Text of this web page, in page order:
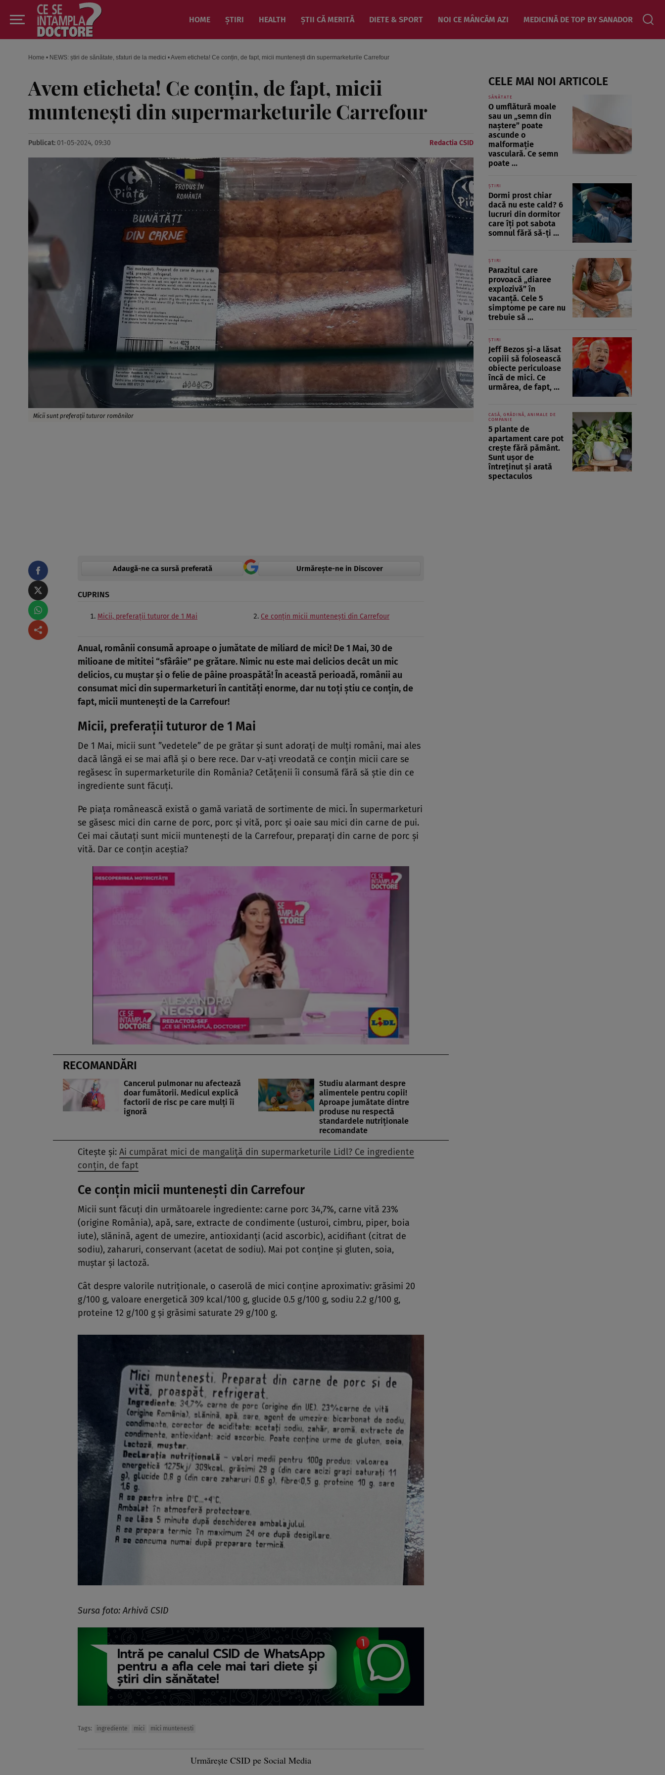
HOME ȘTIRI HEALTH ȘTII CĂ MERITĂ DIETE & SPORT NOI CE MÂNCĂM AZI MEDICINĂ DE TOP BY SANADOR
Home • NEWS: știri de sănătate, sfaturi de la medici •Avem eticheta! Ce conțin, de fapt, micii muntenești din supermarketurile Carrefour
Avem eticheta! Ce conțin, de fapt, micii
muntenești din supermarketurile Carrefour
Publicat: 01-05-2024, 09:30 Redactia CSID
Micii sunt preferații tuturor românilor
Adaugă-ne ca sursă preferată Urmărește-ne in Discover
CUPRINS
Micii, preferații tuturor de 1 Mai Ce conțin micii muntenești din Carrefour
Anual, românii consumă aproape o jumătate de miliard de mici! De 1 Mai, 30 de
milioane de mititei “sfârâie” pe grătare. Nimic nu este mai delicios decât un mic
delicios, cu muștar și o felie de pâine proaspătă! În această perioadă, românii au
consumat mici din supermarketuri în cantități enorme, dar nu toți știu ce conțin, de
fapt, micii muntenești de la Carrefour!
Micii, preferații tuturor de 1 Mai
De 1 Mai, micii sunt ”vedetele” de pe grătar și sunt adorați de mulți români, mai ales
dacă lângă ei se mai află și o bere rece. Dar v-ați vreodată ce conțin micii care se
regăsesc în supermarketurile din România? Cetățenii îi consumă fără să știe din ce
ingrediente sunt făcuți.
Pe piața românească există o gamă variată de sortimente de mici. În supermarketuri
se găsesc mici din carne de porc, porc și vită, porc și oaie sau mici din carne de pui.
Cei mai căutați sunt micii muntenești de la Carrefour, preparați din carne de porc și
vită. Dar ce conțin aceștia?
RECOMANDĂRI
Cancerul pulmonar nu afectează
doar fumătorii. Medicul explică
factorii de risc pe care mulți îi
ignoră
Studiu alarmant despre
alimentele pentru copii!
Aproape jumătate dintre
produse nu respectă
standardele nutriționale
recomandate
Citește și: Ai cumpărat mici de mangaliță din supermarketurile Lidl? Ce ingrediente
conțin, de fapt
Ce conțin micii muntenești din Carrefour
Micii sunt făcuți din următoarele ingrediente: carne porc 34,7%, carne vită 23%
(origine România), apă, sare, extracte de condimente (usturoi, cimbru, piper, boia
iute), slănină, agent de umezire, antioxidanți (acid ascorbic), acidifiant (citrat de
sodiu), zaharuri, conservant (acetat de sodiu). Mai pot conține și gluten, soia,
muștar și lactoză.
Cât despre valorile nutriționale, o caserolă de mici conține aproximativ: grăsimi 20
g/100 g, valoare energetică 309 kcal/100 g, glucide 0.5 g/100 g, sodiu 2.2 g/100 g,
proteine 12 g/100 g și grăsimi saturate 29 g/100 g.
Sursa foto: Arhivă CSID
Tags: ingrediente mici mici muntenesti
Urmărește CSID pe Social Media
CELE MAI NOI ARTICOLE
SĂNĂTATE
O umflătură moale
sau un „semn din
naștere” poate
ascunde o
malformație
vasculară. Ce semn
poate ...
ȘTIRI
Dormi prost chiar
dacă nu este cald? 6
lucruri din dormitor
care îți pot sabota
somnul fără să-ți ...
ȘTIRI
Parazitul care
provoacă „diaree
explozivă” în
vacanță. Cele 5
simptome pe care nu
trebuie să ...
ȘTIRI
Jeff Bezos și-a lăsat
copiii să folosească
obiecte periculoase
încă de mici. Ce
urmărea, de fapt, ...
CASĂ, GRĂDINĂ, ANIMALE DE
COMPANIE
5 plante de
apartament care pot
crește fără pământ.
Sunt ușor de
întreținut și arată
spectaculos